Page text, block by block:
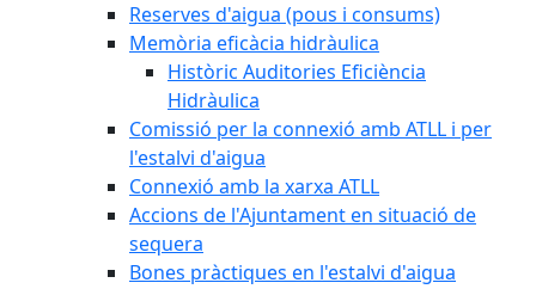
Reserves d'aigua (pous i consums)
Memòria eficàcia hidràulica
Històric Auditories Eficiència
Hidràulica
Comissió per la connexió amb ATLL i per
l'estalvi d'aigua
Connexió amb la xarxa ATLL
Accions de l'Ajuntament en situació de
sequera
Bones pràctiques en l'estalvi d'aigua